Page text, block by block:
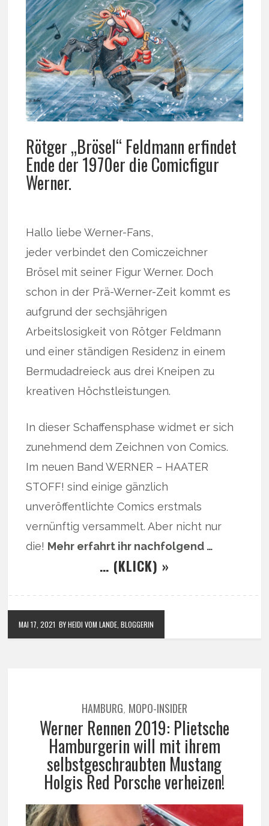
Rötger „Brösel“ Feldmann erfindet
Ende der 1970er die Comicfigur
Werner.
Hallo liebe Werner-Fans,
jeder verbindet den Comiczeichner
Brösel mit seiner Figur Werner. Doch
schon in der Prä-Werner-Zeit kommt es
aufgrund der sechsjährigen
Arbeitslosigkeit von Rötger Feldmann
und einer ständigen Residenz in einem
Bermudadreieck aus drei Kneipen zu
kreativen Höchstleistungen.
In dieser Schaffensphase widmet er sich
zunehmend dem Zeichnen von Comics.
Im neuen Band WERNER – HAATER
STOFF! sind einige gänzlich
unveröffentlichte Comics erstmals
vernünftig versammelt. Aber nicht nur
die! Mehr erfahrt ihr nachfolgend …
… (KLICK) »
MAI 17, 2021 BY HEIDI VOM LANDE, BLOGGERIN
HAMBURG, MOPO-INSIDER
Werner Rennen 2019: Plietsche
Hamburgerin will mit ihrem
selbstgeschraubten Mustang
Holgis Red Porsche verheizen!